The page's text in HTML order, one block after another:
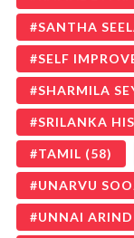
SANTHA
SELF
SHARMILA
SRILANKA
TAMIL (58)
UNARVU
UNNAI